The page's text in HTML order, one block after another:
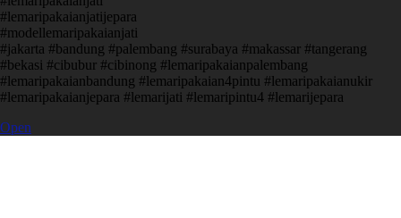
#lemaripakaianjatijepara
#modellemaripakaianjati
#jakarta #bandung #palembang #surabaya #makassar #tangerang
#bekasi #cibubur #cibinong #lemaripakaianpalembang
#lemaripakaianbandung #lemaripakaian4pintu #lemaripakaianukir
#lemaripakaianjepara #lemarijati #lemaripintu4 #lemarijepara
Open